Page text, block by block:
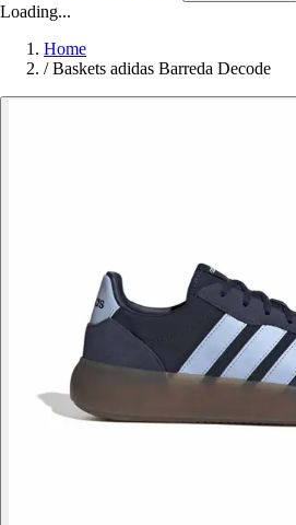
Loading...
Home
/ Baskets adidas Barreda Decode